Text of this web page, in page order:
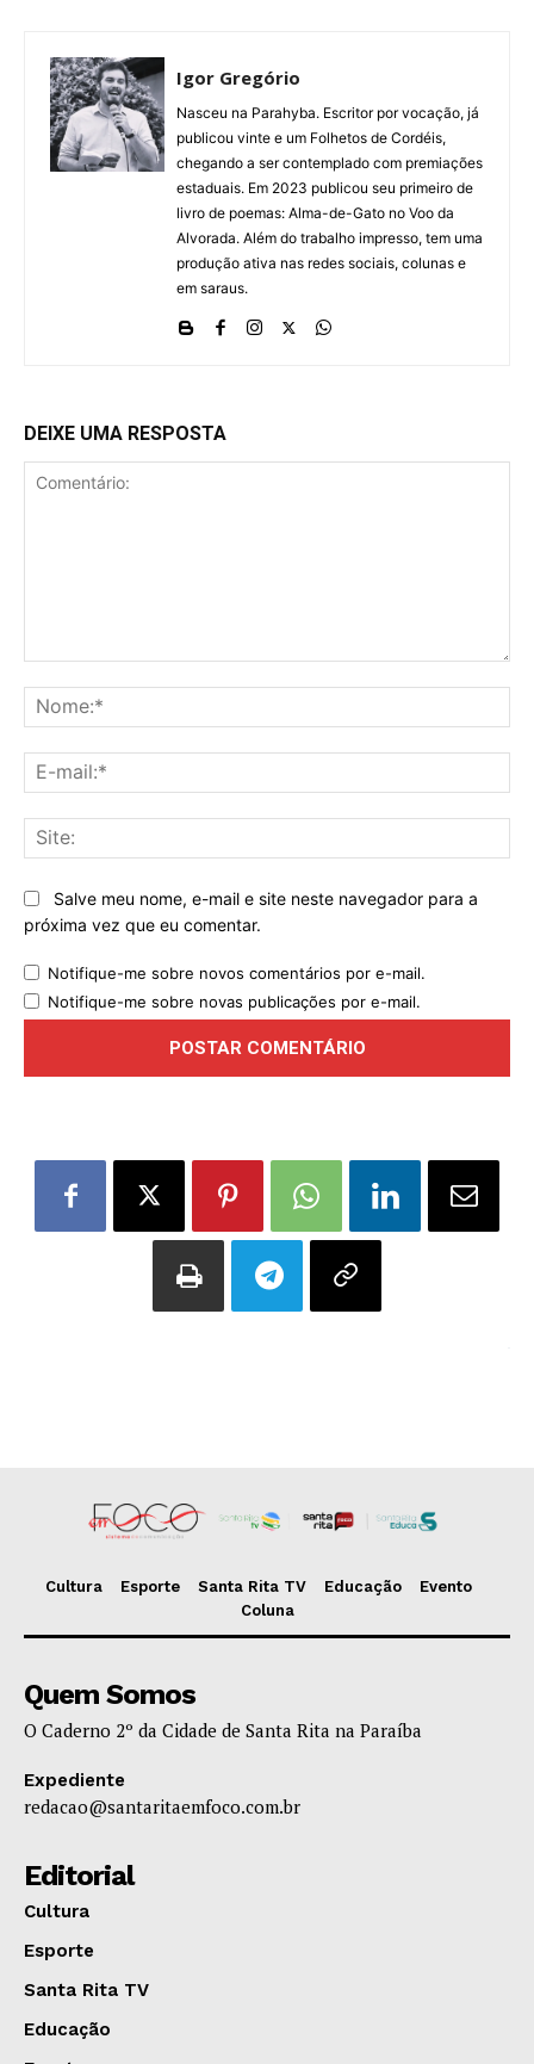
Igor Gregório
Nasceu na Parahyba. Escritor por vocação, já
publicou vinte e um Folhetos de Cordéis,
chegando a ser contemplado com premiações
estaduais. Em 2023 publicou seu primeiro de
livro de poemas: Alma-de-Gato no Voo da
Alvorada. Além do trabalho impresso, tem uma
produção ativa nas redes sociais, colunas e
em saraus.
DEIXE UMA RESPOSTA
Salve meu nome, e-mail e site neste navegador para a
próxima vez que eu comentar.
Notifique-me sobre novos comentários por e-mail.
Notifique-me sobre novas publicações por e-mail.
Cultura Esporte Santa Rita TV Educação
Evento
Coluna
Quem Somos
O Caderno 2º da Cidade de Santa Rita na Paraíba
Expediente
redacao@santaritaemfoco.com.br
Editorial
Cultura
Esporte
Santa Rita TV
Educação